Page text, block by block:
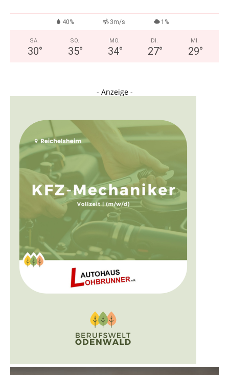
40% 3m/s 1%
SA.
30°
SO.
35°
MO.
34°
DI.
27°
MI.
29°
- Anzeige -